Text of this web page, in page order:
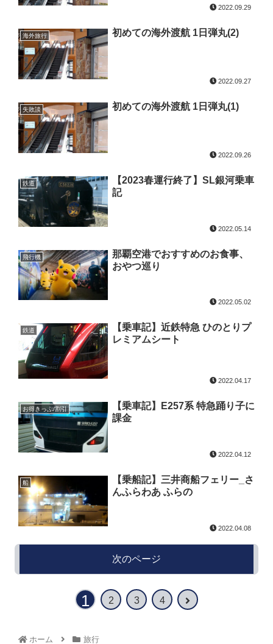
2022.09.29
海外旅行 初めての海外渡航 1日弾丸(2)
2022.09.27
失敗談 初めての海外渡航 1日弾丸(1)
2022.09.26
鉄道
【2023春運行終了】SL銀河乗車
記
2022.05.14
飛行機
那覇空港でおすすめのお食事、
おやつ巡り
2022.05.02
鉄道
【乗車記】近鉄特急 ひのとりプ
レミアムシート
2022.04.17
お得きっぷ/割引
【乗車記】E257系 特急踊り子に
課金
2022.04.12
船
【乗船記】三井商船フェリー_さ
んふらわあ ふらの
2022.04.08
次のページ
1 2 3 4
ホーム 旅行